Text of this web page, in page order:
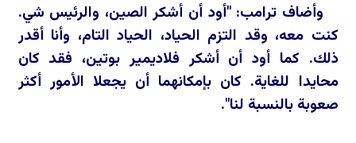
وأضاف ترامب: "أود أن أشكر الصين، والرئيس شي.
كنت معه، وقد التزم الحياد، ‌الحياد التام، وأنا ‌أقدر
ذلك. كما أود أن أشكر فلاديمير بوتين، فقد كان
محايدا للغاية. كان بإمكانهما أن يجعلا الأمور أكثر
صعوبة بالنسبة لنا".